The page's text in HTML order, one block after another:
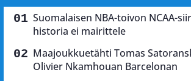
Suomalaisen NBA-toivon NCAA-
historia ei mairittele
Maajoukkuetähti Tomas
Olivier Nkamhouan Barcelonan